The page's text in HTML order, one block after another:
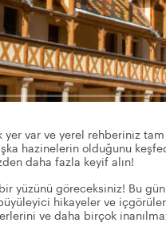
yer var ve yerel rehberiniz
hazinelerin olduğunu
daha fazla keyif alın!
yüzünü göreceksiniz! Bu
hikayeler ve
ve daha birçok